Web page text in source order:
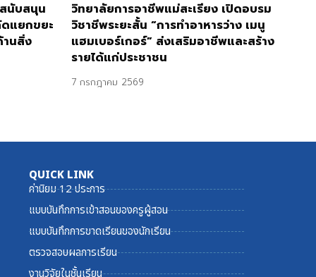
นับสนุน
แยกขยะ
านสิ่ง
วิทยาลัยการอาชีพแม่สะเรียง เปิดอบรม
วิชาชีพระยะสั้น “การทำอาหารว่าง เมนู
แฮมเบอร์เกอร์” ส่งเสริมอาชีพและสร้าง
รายได้แก่ประชาชน
7 กรกฎาคม 2569
QUICK LINK
ค่านิยม 12 ประการ
แบบบันทึกการเข้าสอนของครูผู้สอน
แบบบันทึกการขาดเรียนของนักเรียน
ตรวจสอบผลการเรียน